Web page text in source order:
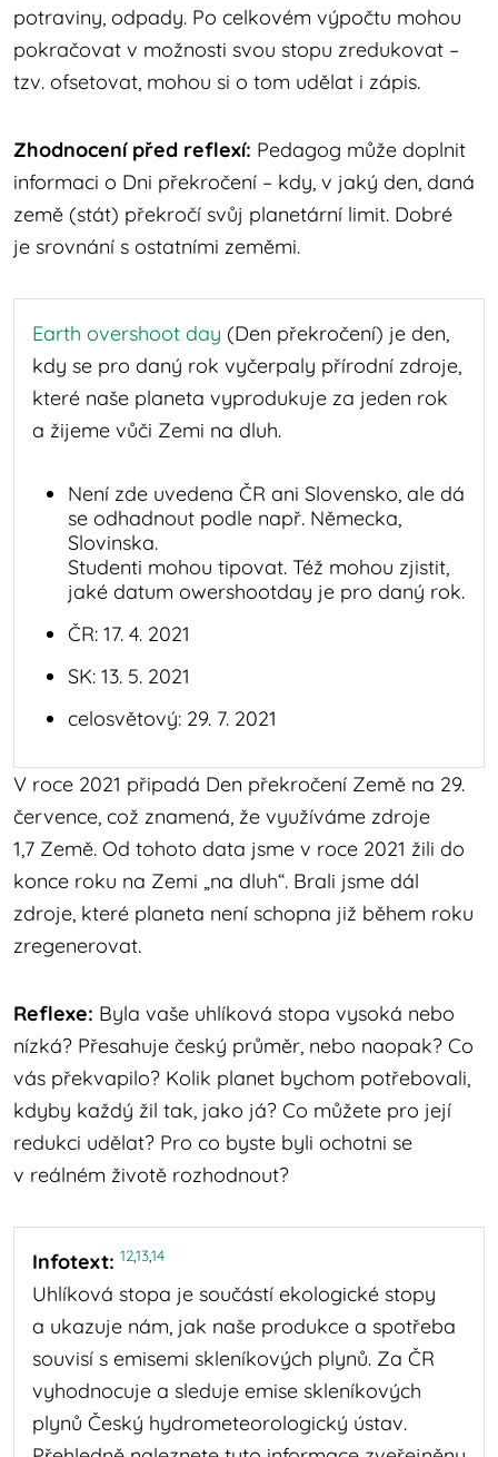
potraviny, odpady. Po celkovém výpočtu mohou
pokračovat v možnosti svou stopu zredukovat –
tzv. ofsetovat, mohou si o tom udělat i zápis.
Zhodnocení před reflexí: Pedagog může doplnit
informaci o Dni překročení – kdy, v jaký den, daná
země (stát) překročí svůj planetární limit. Dobré
je srovnání s ostatními zeměmi.
Earth overshoot day (Den překročení) je den,
kdy se pro daný rok vyčerpaly přírodní zdroje,
které naše planeta vyprodukuje za jeden rok
a žijeme vůči Zemi na dluh.
Není zde uvedena ČR ani Slovensko, ale dá
se odhadnout podle např. Německa,
Slovinska.
Studenti mohou tipovat. Též mohou zjistit,
jaké datum owershootday je pro daný rok.
ČR: 17. 4. 2021
SK: 13. 5. 2021
celosvětový: 29. 7. 2021
V roce 2021 připadá Den překročení Země na 29.
července, což znamená, že využíváme zdroje
1,7 Země. Od tohoto data jsme v roce 2021 žili do
konce roku na Zemi „na dluh“. Brali jsme dál
zdroje, které planeta není schopna již během roku
zregenerovat.
Reflexe: Byla vaše uhlíková stopa vysoká nebo
nízká? Přesahuje český průměr, nebo naopak? Co
vás překvapilo? Kolik planet bychom potřebovali,
kdyby každý žil tak, jako já? Co můžete pro její
redukci udělat? Pro co byste byli ochotni se
v reálném životě rozhodnout?
Infotext: 121314
Uhlíková stopa je součástí ekologické stopy
a ukazuje nám, jak naše produkce a spotřeba
souvisí s emisemi skleníkových plynů. Za ČR
vyhodnocuje a sleduje emise skleníkových
plynů Český hydrometeorologický ústav.